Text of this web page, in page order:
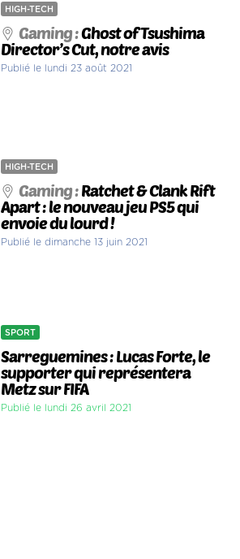
HIGH-TECH
Gaming :Ghost of Tsushima
Director’s Cut, notre avis
Publié le lundi 23 août 2021
HIGH-TECH
Gaming :Ratchet & Clank Rift
Apart : le nouveau jeu PS5 qui
envoie du lourd !
Publié le dimanche 13 juin 2021
SPORT
Sarreguemines : Lucas Forte, le
supporter qui représentera
Metz sur FIFA
Publié le lundi 26 avril 2021